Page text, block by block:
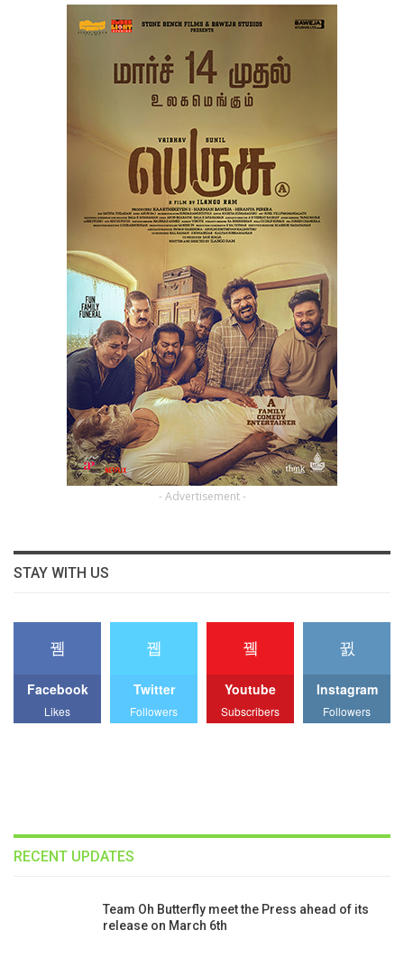
- Advertisement -
STAY WITH US
Facebook
Likes
Twitter
Followers
Youtube
Subscribers
Instagram
Followers
RECENT UPDATES
Team Oh Butterfly meet the Press ahead of its
release on March 6th